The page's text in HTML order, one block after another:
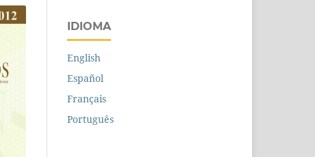
IDIOMA
English
Español
Français
Português